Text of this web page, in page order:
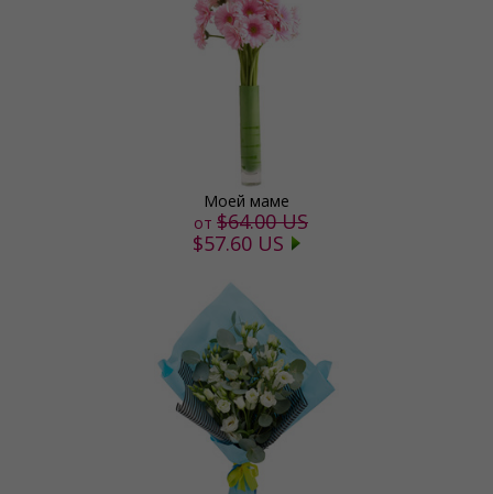
Моей маме
от $64.00 US
$57.60 US